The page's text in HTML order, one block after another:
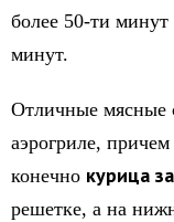
более 50-ти
минут.
Отличные мясные
аэрогриле,
конечно курица
решетке, а на